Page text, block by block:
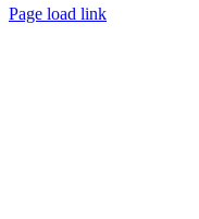
Page load link